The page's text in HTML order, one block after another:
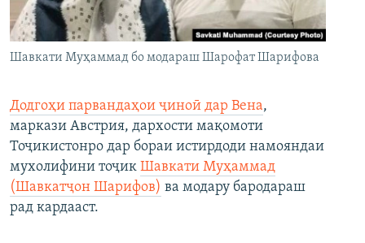
Шавкати Муҳаммад бо модараш Шарофат Шарифова
Додгоҳи парвандаҳои ҷиноӣ дар Вена,
маркази Австрия, дархости мақомоти
Тоҷикистонро дар бораи истирдоди намояндаи
мухолифини тоҷик Шавкати Муҳаммад
(Шавкатҷон Шарифов) ва модару бародараш
рад кардааст.